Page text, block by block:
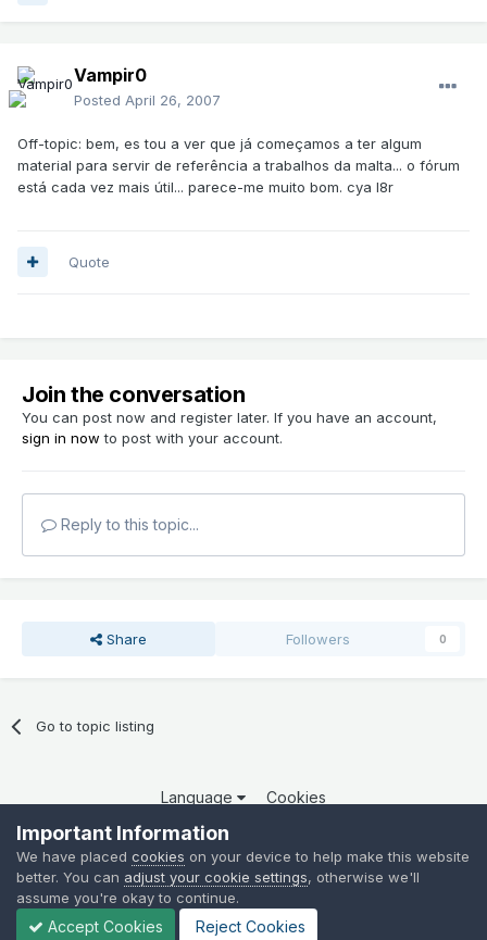
Vampir0
Posted April 26, 2007
Off-topic: bem, es tou a ver que já começamos a ter algum
material para servir de referência a trabalhos da malta... o fórum
está cada vez mais útil... parece-me muito bom. cya l8r
Quote
Join the conversation
You can post now and register later. If you have an account,
sign in now to post with your account.
Reply to this topic...
Share Followers 0
Go to topic listing
Language Cookies
Copyright 2025 por QCOM. Todos os direitos reservados.
Powered by Invision Community
Important Information
We have placed cookies on your device to help make this website
better. You can adjust your cookie settings, otherwise we'll
assume you're okay to continue.
Accept Cookies Reject Cookies